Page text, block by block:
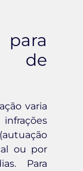
de
varia
ou por
Para